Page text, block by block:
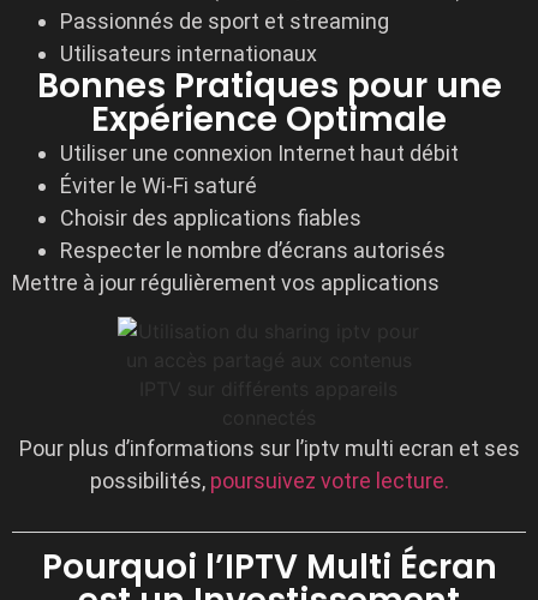
Passionnés de sport et streaming
Utilisateurs internationaux
Bonnes Pratiques pour une
Expérience Optimale
Utiliser une connexion Internet haut débit
Éviter le Wi-Fi saturé
Choisir des applications fiables
Respecter le nombre d’écrans autorisés
Mettre à jour régulièrement vos applications
Pour plus d’informations sur l’iptv multi ecran et ses
possibilités, poursuivez votre lecture.
Pourquoi l’IPTV Multi Écran